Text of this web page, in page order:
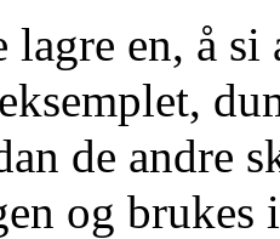
lagre en, å
de andre
og brukes